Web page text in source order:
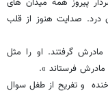
درد. صدایت هنوز از قلب
گرفتند. او را مثل
فرستاند ».
و تفریح از طفل سوال